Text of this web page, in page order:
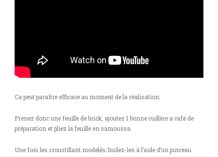
Ca peut paraître efficace au moment de la réalisation.
Prenez donc une feuille de brick, ajoutez 1 bonne cuillère a café de
préparation et pliez la feuille en samoussa.
Une fois les croustillant modelés; huilez-les à l’aide d’un pinceau.